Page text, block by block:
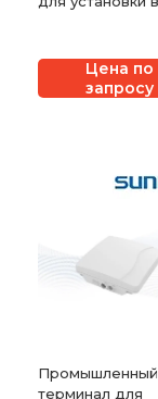
Цена по
запросу
Промышленный
терминал для